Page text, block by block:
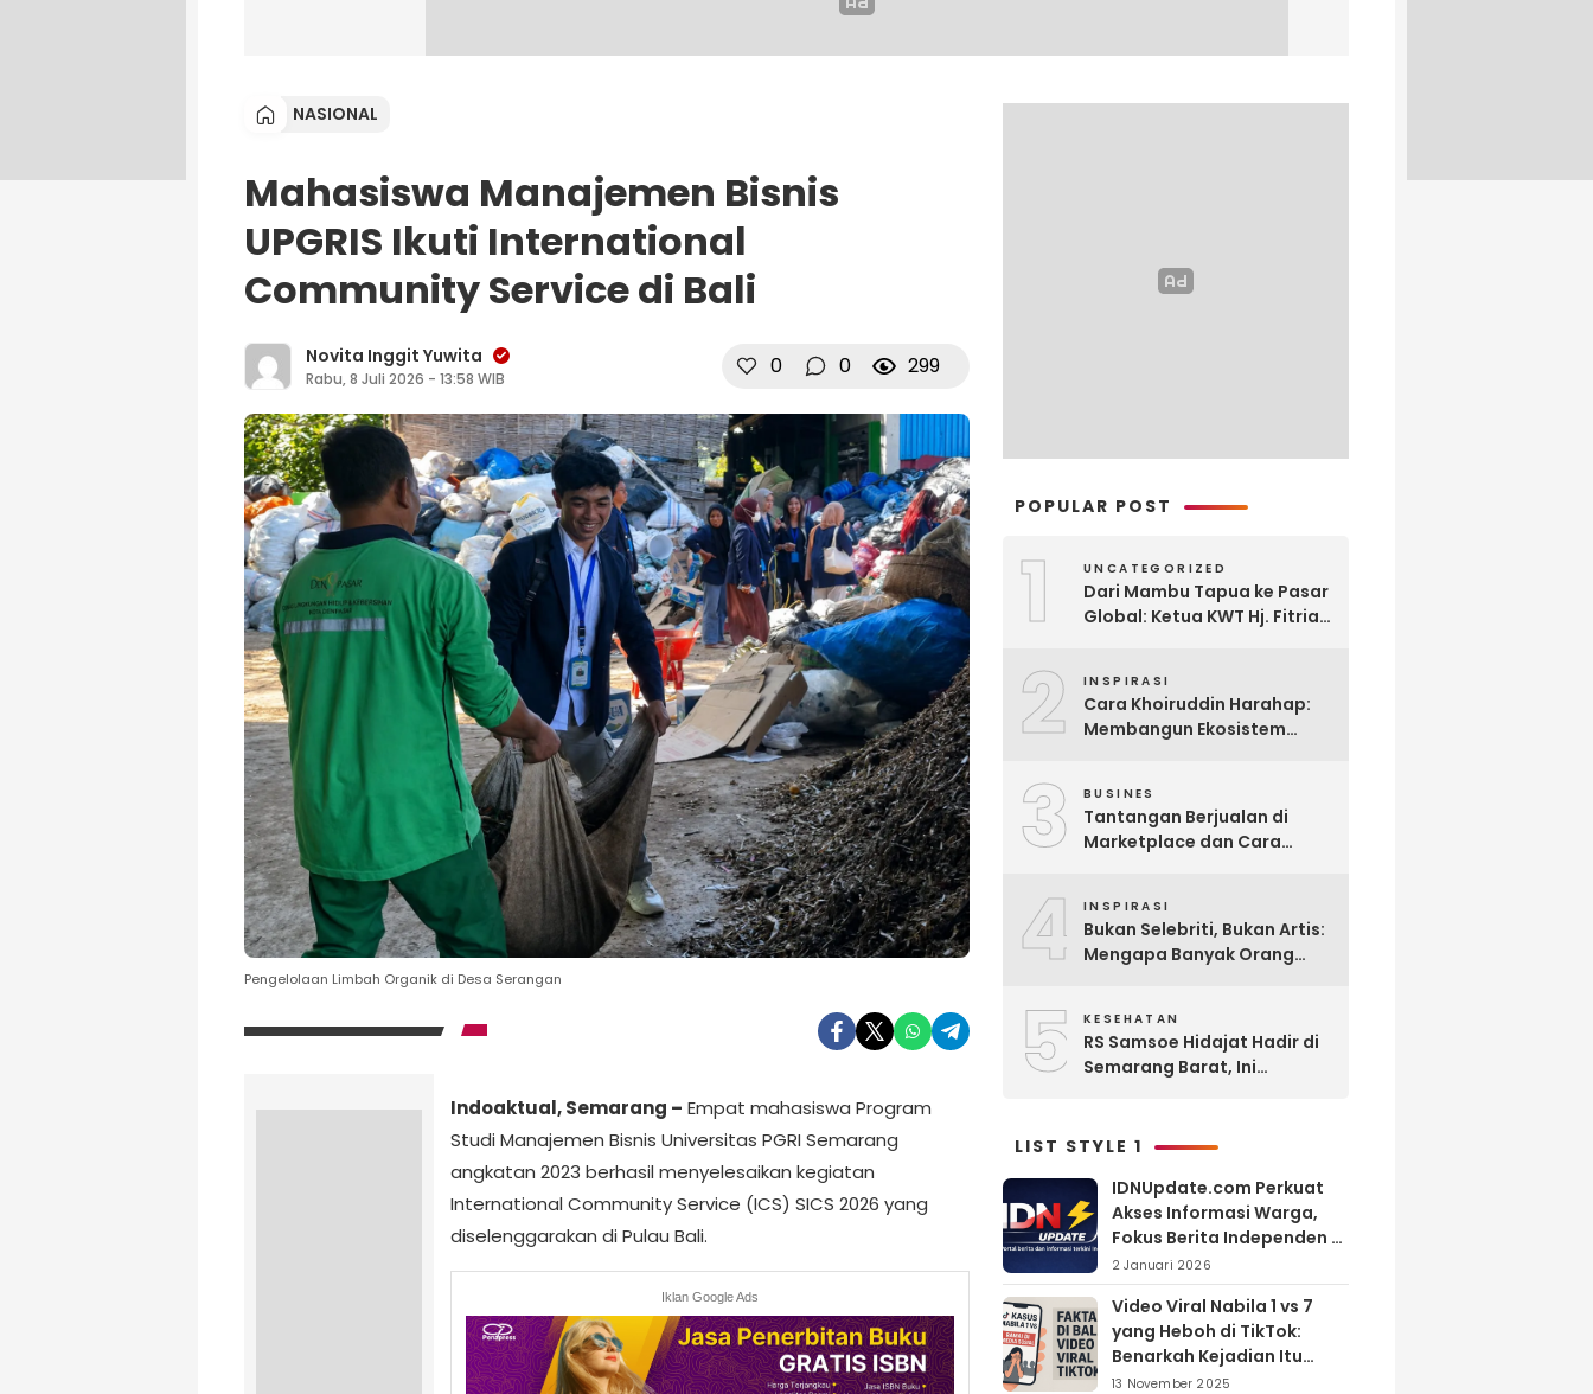
NASIONAL
Mahasiswa Manajemen Bisnis
UPGRIS Ikuti International
Community Service di Bali
Novita Inggit Yuwita
Rabu, 8 Juli 2026 - 13:58 WIB 0 0 299
Pengelolaan Limbah Organik di Desa Serangan
Indoaktual, Semarang – Empat mahasiswa Program
Studi Manajemen Bisnis Universitas PGRI Semarang
angkatan 2023 berhasil menyelesaikan kegiatan
International Community Service (ICS) SICS 2026 yang
diselenggarakan di Pulau Bali.
Iklan Google Ads
POPULAR POST
1 UNCATEGORIZED
Dari Mambu Tapua ke Pasar
Global: Ketua KWT Hj. Fitria
Negeri
2 INSPIRASI
Cara Khoiruddin Harahap:
Membangun Ekosistem
Digital
3 BUSINES
Tantangan Berjualan di
Marketplace dan Cara
4 INSPIRASI
Bukan Selebriti, Bukan Artis:
Mengapa Banyak Orang
5 KESEHATAN
RS Samsoe Hidajat Hadir di
Semarang Barat, Ini
LIST STYLE 1
IDNUpdate.com Perkuat
Akses Informasi Warga,
Fokus Berita Independen di
Kabupaten Banyuasin
2 Januari 2026
Video Viral Nabila 1 vs 7
yang Heboh di TikTok:
Benarkah Kejadian Itu
Nyata?
13 November 2025